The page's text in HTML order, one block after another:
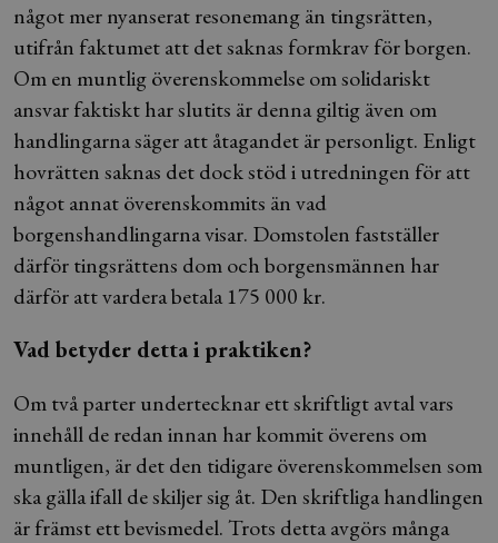
något mer nyanserat resonemang än tingsrätten,
utifrån faktumet att det saknas formkrav för borgen.
Om en muntlig överenskommelse om solidariskt
ansvar faktiskt har slutits är denna giltig även om
handlingarna säger att åtagandet är personligt. Enligt
hovrätten saknas det dock stöd i utredningen för att
något annat överenskommits än vad
borgenshandlingarna visar. Domstolen fastställer
därför tingsrättens dom och borgensmännen har
därför att vardera betala 175 000 kr.
Vad betyder detta i praktiken?
Om två parter undertecknar ett skriftligt avtal vars
innehåll de redan innan har kommit överens om
muntligen, är det den tidigare överenskommelsen som
ska gälla ifall de skiljer sig åt. Den skriftliga handlingen
är främst ett bevismedel. Trots detta avgörs många